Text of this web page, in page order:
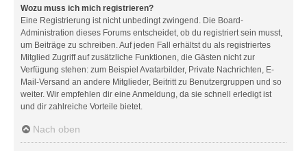
Wozu muss ich mich registrieren?
Eine Registrierung ist nicht unbedingt zwingend. Die Board-
Administration dieses Forums entscheidet, ob du registriert sein musst,
um Beiträge zu schreiben. Auf jeden Fall erhältst du als registriertes
Mitglied Zugriff auf zusätzliche Funktionen, die Gästen nicht zur
Verfügung stehen: zum Beispiel Avatarbilder, Private Nachrichten, E-
Mail-Versand an andere Mitglieder, Beitritt zu Benutzergruppen und so
weiter. Wir empfehlen dir eine Anmeldung, da sie schnell erledigt ist
und dir zahlreiche Vorteile bietet.
Nach oben